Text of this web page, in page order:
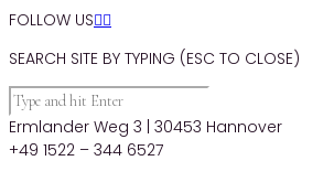
FOLLOW US
SEARCH SITE BY TYPING (ESC TO CLOSE)
Ermlander Weg 3 | 30453 Hannover
+49 1522 – 344 6527